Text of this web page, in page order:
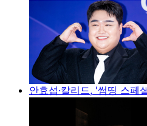
안효섭·칼리드, '썸띵 스페